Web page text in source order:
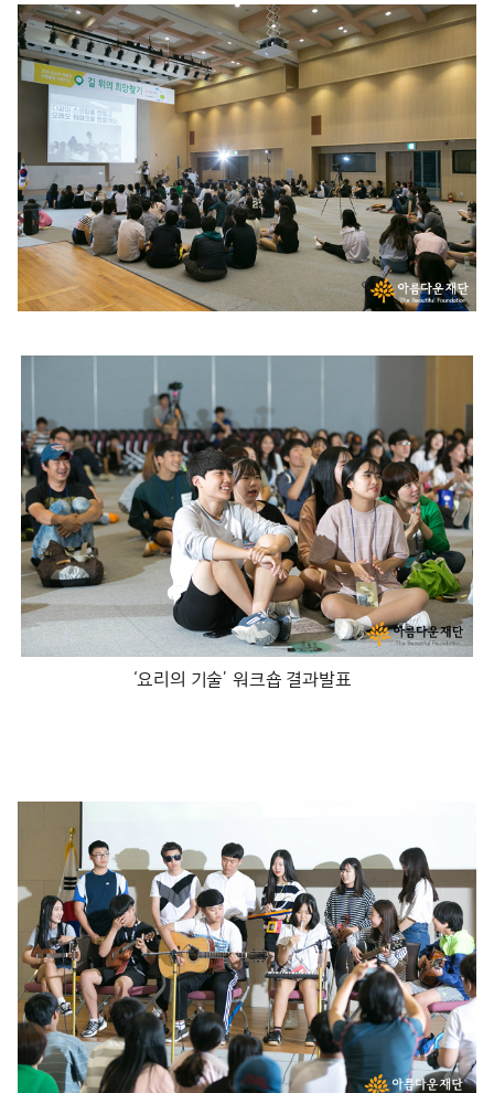
‘요리의 기술’ 워크숍 결과발표